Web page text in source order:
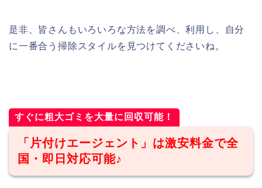
是非、皆さんもいろいろな方法を調べ、利用し、自分
に一番合う掃除スタイルを見つけてくださいね。
すぐに粗大ゴミを大量に回収可能！
「片付けエージェント」は激安料金で全
国・即日対応可能♪